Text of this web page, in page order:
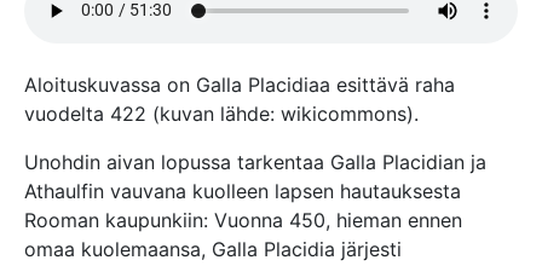
Aloituskuvassa on Galla Placidiaa esittävä raha
vuodelta 422 (kuvan lähde: wikicommons).
Unohdin aivan lopussa tarkentaa Galla Placidian ja
Athaulfin vauvana kuolleen lapsen hautauksesta
Rooman kaupunkiin: Vuonna 450, hieman ennen
omaa kuolemaansa, Galla Placidia järjesti